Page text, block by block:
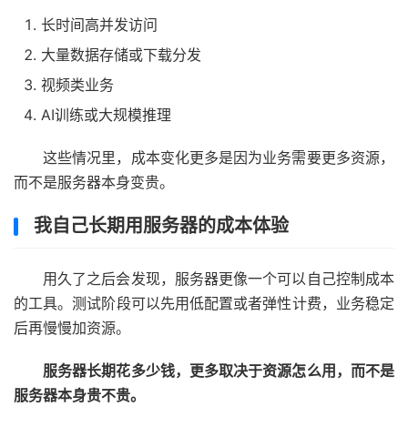
长时间高并发访问
大量数据存储或下载分发
视频类业务
AI训练或大规模推理
这些情况里，成本变化更多是因为业务需要更多资源，
而不是服务器本身变贵。
我自己长期用服务器的成本体验
用久了之后会发现，服务器更像一个可以自己控制成本
的工具。测试阶段可以先用低配置或者弹性计费，业务稳定
后再慢慢加资源。
服务器长期花多少钱，更多取决于资源怎么用，而不是
服务器本身贵不贵。